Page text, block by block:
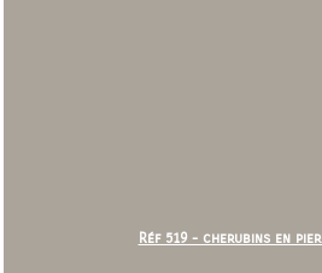
Réf 519 - cherubins en